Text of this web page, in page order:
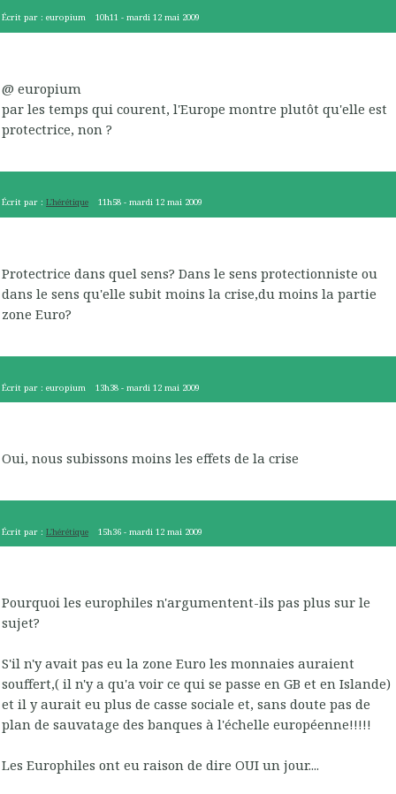
Écrit par : europium 10h11 -mardi 12 mai 2009
@ europium
par les temps qui courent, l'Europe montre plutôt qu'elle est
protectrice, non ?
Écrit par : L'hérétique 11h58 -mardi 12 mai 2009
Protectrice dans quel sens? Dans le sens protectionniste ou
dans le sens qu'elle subit moins la crise,du moins la partie
zone Euro?
Écrit par : europium 13h38 -mardi 12 mai 2009
Oui, nous subissons moins les effets de la crise
Écrit par : L'hérétique 15h36 -mardi 12 mai 2009
Pourquoi les europhiles n'argumentent-ils pas plus sur le
sujet?
S'il n'y avait pas eu la zone Euro les monnaies auraient
souffert,( il n'y a qu'a voir ce qui se passe en GB et en Islande)
et il y aurait eu plus de casse sociale et, sans doute pas de
plan de sauvatage des banques à l'échelle européenne!!!!!
Les Europhiles ont eu raison de dire OUI un jour....